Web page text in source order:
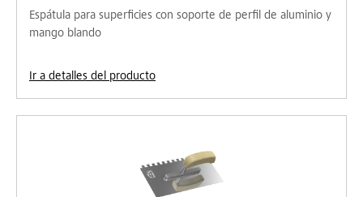
Espátula para superficies con soporte de perfil de aluminio y
mango blando
Ir a detalles del producto